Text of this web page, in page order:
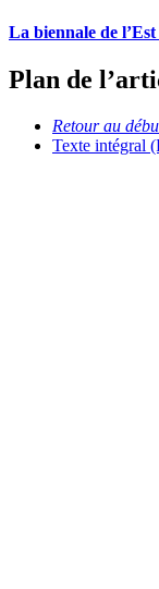
La biennale de
Plan de
Retour au
Texte intégral